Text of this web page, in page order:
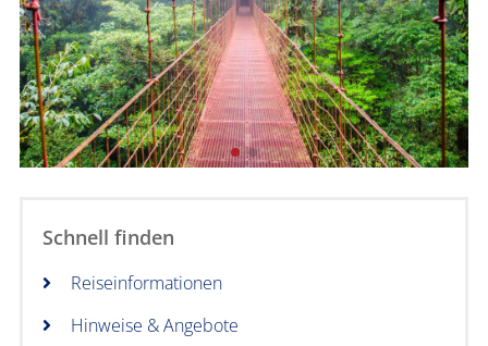
Schnell finden
Reiseinformationen
Hinweise & Angebote